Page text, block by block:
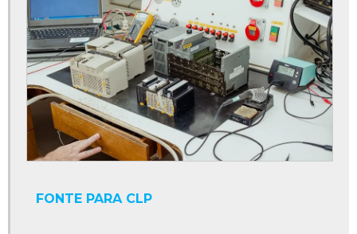
Conserto de placas eletrônicas industriais
Conserto de placas eletrônicas sp
Conserto de sensores
Conserto de servomotores
Controlador numérico
Conversor cc
Conversor cc cc
FONTE PARA CLP